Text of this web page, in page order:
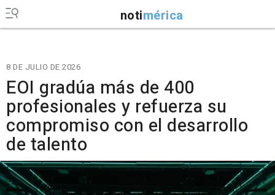
notimérica
8 DE JULIO DE 2026
EOI gradúa más de 400
profesionales y refuerza su
compromiso con el desarrollo
de talento